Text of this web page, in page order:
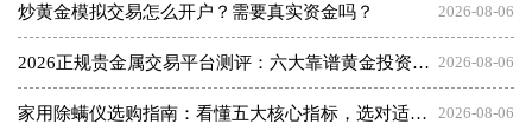
2026-08-06
炒黄金模拟交易怎么开户？需要真实资金吗？
2026-08-06
2026正规贵金属交易平台测评：六大靠谱黄金投资平台盘点
2026-08-06
家用除螨仪选购指南：看懂五大核心指标，选对适合你的那一款